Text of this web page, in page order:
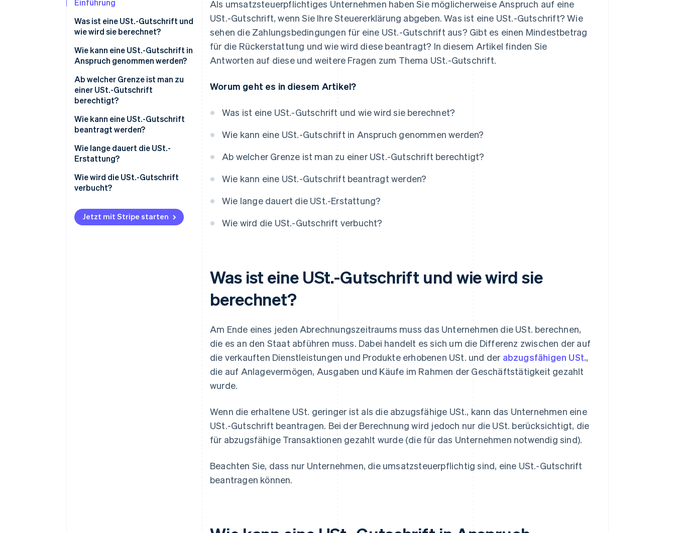
Einführung
Was ist eine USt.-Gutschrift und
wie wird sie berechnet?
Wie kann eine USt.-Gutschrift in
Anspruch genommen werden?
Ab welcher Grenze ist man zu
einer USt.-Gutschrift
berechtigt?
Wie kann eine USt.-Gutschrift
beantragt werden?
Formulare für die
Umsatzsteuererklärung
Antragsformulare zur
Rückerstattung
Wie lange dauert die USt.-
Erstattung?
Wie wird die USt.-Gutschrift
verbucht?
Jetzt mit Stripe starten
Als umsatzsteuerpflichtiges Unternehmen haben Sie möglicherweise Anspruch auf eine
USt.-Gutschrift, wenn Sie Ihre Steuererklärung abgeben. Was ist eine USt.-Gutschrift? Wie
sehen die Zahlungsbedingungen für eine USt.-Gutschrift aus? Gibt es einen Mindestbetrag
für die Rückerstattung und wie wird diese beantragt? In diesem Artikel finden Sie
Antworten auf diese und weitere Fragen zum Thema USt.-Gutschrift.
Worum geht es in diesem Artikel?
Was ist eine USt.-Gutschrift und wie wird sie berechnet?
Wie kann eine USt.-Gutschrift in Anspruch genommen werden?
Ab welcher Grenze ist man zu einer USt.-Gutschrift berechtigt?
Wie kann eine USt.-Gutschrift beantragt werden?
Wie lange dauert die USt.-Erstattung?
Wie wird die USt.-Gutschrift verbucht?
Was ist eine USt.-Gutschrift und wie wird sie
berechnet?
Am Ende eines jeden Abrechnungszeitraums muss das Unternehmen die USt. berechnen,
die es an den Staat abführen muss. Dabei handelt es sich um die Differenz zwischen der auf
die verkauften Dienstleistungen und Produkte erhobenen USt. und der abzugsfähigen USt.,
die auf Anlagevermögen, Ausgaben und Käufe im Rahmen der Geschäftstätigkeit gezahlt
wurde.
Wenn die erhaltene USt. geringer ist als die abzugsfähige USt., kann das Unternehmen eine
USt.-Gutschrift beantragen. Bei der Berechnung wird jedoch nur die USt. berücksichtigt, die
für abzugsfähige Transaktionen gezahlt wurde (die für das Unternehmen notwendig sind).
Beachten Sie, dass nur Unternehmen, die umsatzsteuerpflichtig sind, eine USt.-Gutschrift
beantragen können.